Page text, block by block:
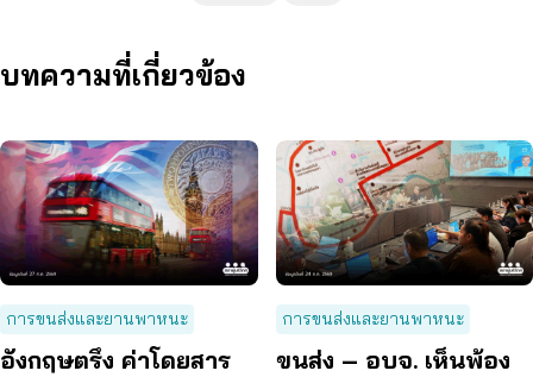
บทความที่เกี่ยวข้อง
การขนส่งและยานพาหนะ
อังกฤษตรึง ค่าโดยสาร
การขนส่งและยานพาหนะ
ขนส่ง – อบจ. เห็นพ้อง